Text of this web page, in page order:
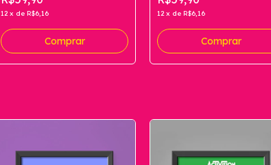
12 x de R$6,16
Comprar
12 x de R$6,16
Comprar